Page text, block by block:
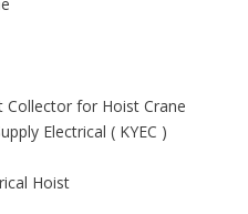
for Hoist Crane
Electrical ( KYEC )
Hoist